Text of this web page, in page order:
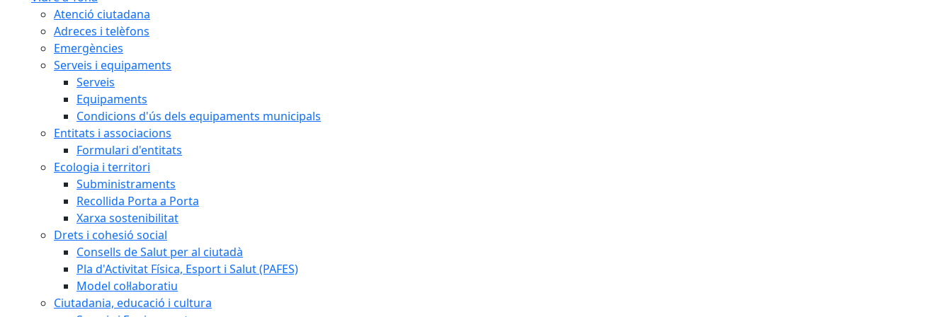
Atenció ciutadana
Adreces i telèfons
Emergències
Serveis i equipaments
Serveis
Equipaments
Condicions d'ús dels equipaments municipals
Entitats i associacions
Formulari d'entitats
Ecologia i territori
Subministraments
Recollida Porta a Porta
Xarxa sostenibilitat
Drets i cohesió social
Consells de Salut per al ciutadà
Pla d'Activitat Física, Esport i Salut (PAFES)
Model col·laboratiu
Ciutadania, educació i cultura